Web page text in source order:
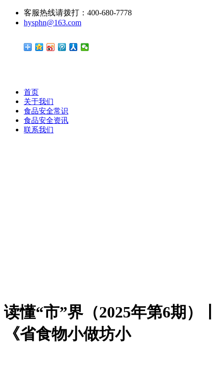
客服热线请拨打：400-680-7778
hysphn@163.com
首页
关于我们
食品安全常识
食品安全资讯
联系我们
读懂“市”界（2025年第6期）丨
《省食物小做坊小